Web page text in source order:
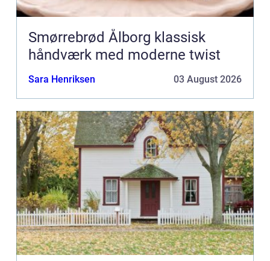
Smørrebrød Ålborg klassisk
håndværk med moderne twist
Sara Henriksen 03 August 2026